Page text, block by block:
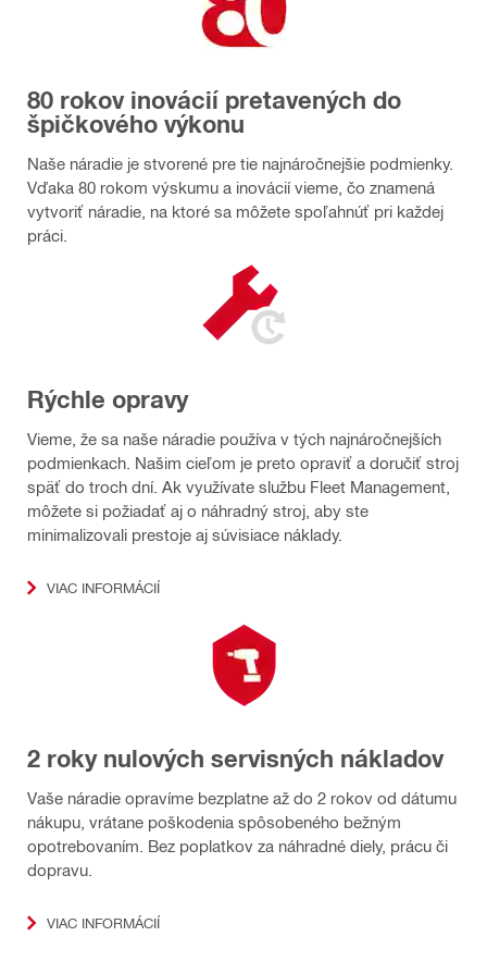
80 rokov inovácií pretavených do
špičkového výkonu
Naše náradie je stvorené pre tie najnáročnejšie podmienky.
Vďaka 80 rokom výskumu a inovácií vieme, čo znamená
vytvoriť náradie, na ktoré sa môžete spoľahnúť pri každej
práci.
Rýchle opravy
Vieme, že sa naše náradie používa v tých najnáročnejších
podmienkach. Našim cieľom je preto opraviť a doručiť stroj
späť do troch dní. Ak využívate službu Fleet Management,
môžete si požiadať aj o náhradný stroj, aby ste
minimalizovali prestoje aj súvisiace náklady.
VIAC INFORMÁCIÍ
2 roky nulových servisných nákladov
Vaše náradie opravíme bezplatne až do 2 rokov od dátumu
nákupu, vrátane poškodenia spôsobeného bežným
opotrebovaním. Bez poplatkov za náhradné diely, prácu či
dopravu.
VIAC INFORMÁCIÍ